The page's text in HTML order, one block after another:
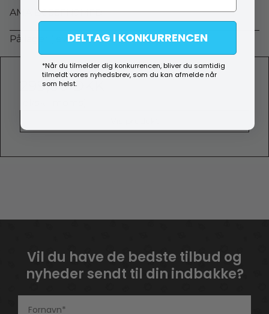
AMA B088FN9MFD
På lager (lev. 1-2 hverdage)
299,00 DKK
Vil du have de bedste tilbud og
nyheder sendt til din indbakke?
DELTAG I KONKURRENCEN
*Når du tilmelder dig konkurrencen, bliver du samtidig
tilmeldt vores nyhedsbrev, som du kan afmelde når
som helst.